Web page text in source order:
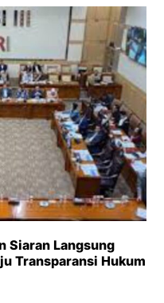
Siaran Langsung
Transparansi Hukum